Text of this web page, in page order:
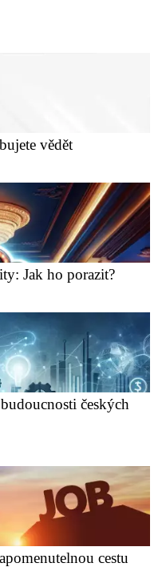
vědět
Jak ho porazit?
českých
cestu